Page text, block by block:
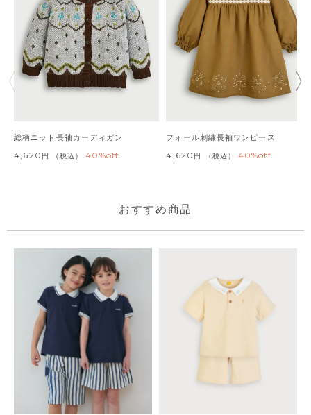
総柄ニット長袖カーディガン
4,620 税込 40%off
フォール刺繍長袖ワンピース
4,620 税込 40%off
おすすめ商品